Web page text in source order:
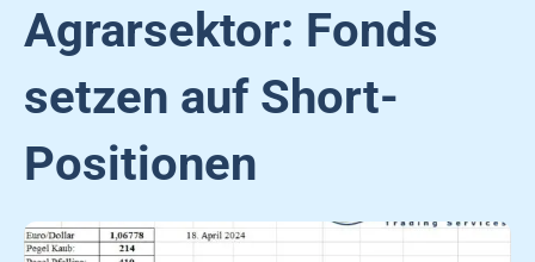
Agrarsektor: Fonds
setzen auf Short-
Positionen